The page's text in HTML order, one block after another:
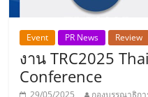
Event PR News Review
งาน TRC2025
Conference
29/05/2025 กองบรรณาธิก